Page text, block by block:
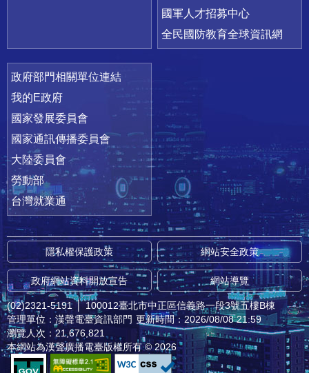
國軍人才招募中心
全民國防教育全球資訊網
政府部門相關單位連結
我的E政府
國家發展委員會
國家通訊傳播委員會
大陸委員會
勞動部
台灣就業通
隱私權保護政策 網站安全政策
政府網站資料開放宣告 網站導覽
(02)2321-5191 │ 100012臺北市中正區信義路一段3號五樓B棟
管理單位：漢聲電臺資訊部門 更新時間：2026/08/08 21:59
瀏覽人次：21,676,821
本網站為漢聲廣播電臺版權所有 © 2026